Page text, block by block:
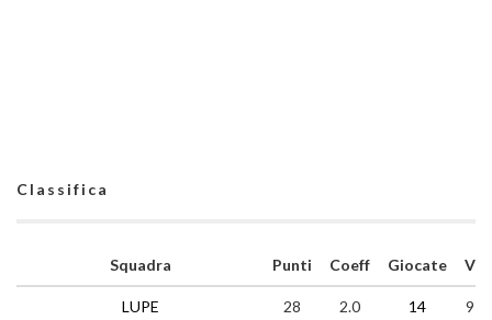
Classifica
Squadra
LUPE
Punti Coeff Giocate V
28 2.0 14 9